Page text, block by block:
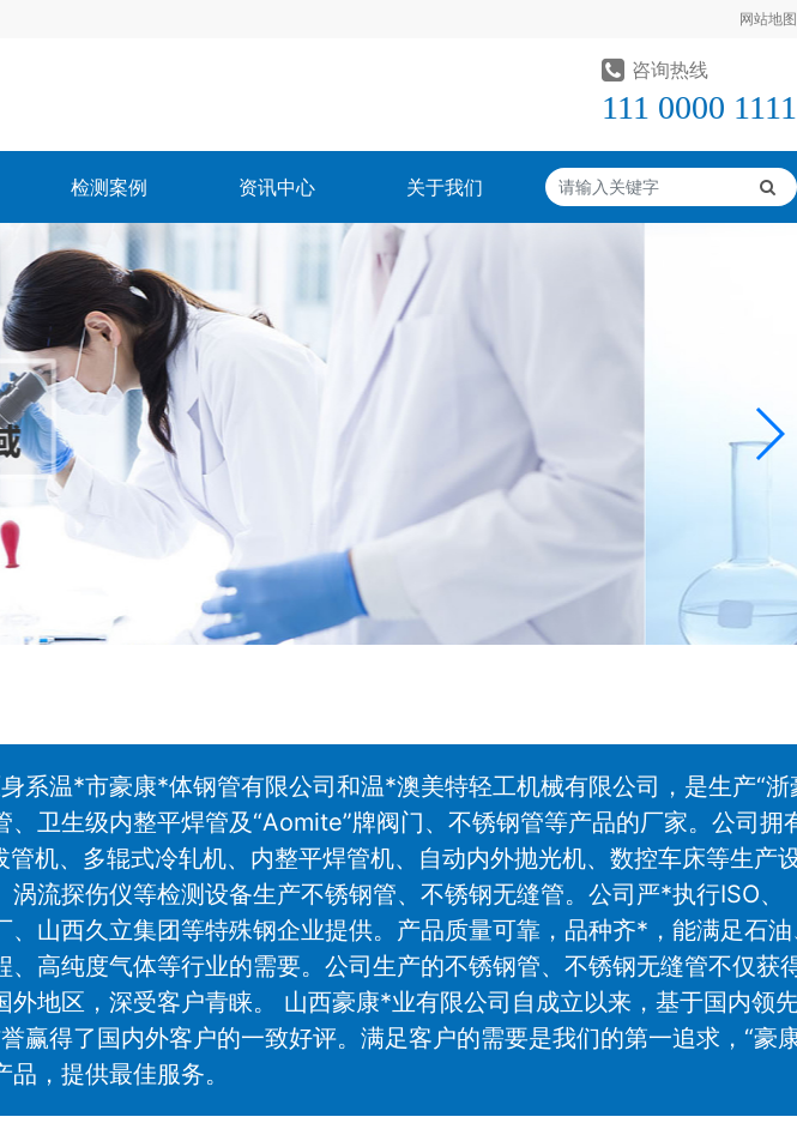
网站地图
咨询热线
111 0000 1111
检测案例 资讯中心 关于我们
系温*市豪康*体钢管有限公司和温*澳美特轻工机械有限公司，是生产“浙
卫生级内整平焊管及“Aomite”牌阀门、不锈钢管等产品的厂家。公司拥
机、多辊式冷轧机、内整平焊管机、自动内外抛光机、数控车床等生产
流探伤仪等检测设备生产不锈钢管、不锈钢无缝管。公司严*执行ISO、
山西久立集团等特殊钢企业提供。产品质量可靠，品种齐*，能满足石
高纯度气体等行业的需要。公司生产的不锈钢管、不锈钢无缝管不仅获
地区，深受客户青睐。 山西豪康*业有限公司自成立以来，基于国内领
赢得了国内外客户的一致好评。满足客户的需要是我们的第一追求，“豪
，提供最佳服务。